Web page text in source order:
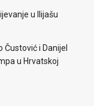
u Ilijašu
Čustović i Danijel
u Hrvatskoj